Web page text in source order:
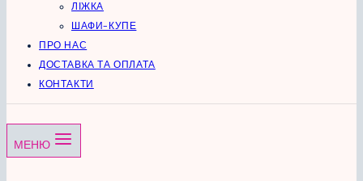
ЛІЖКА
ШАФИ-КУПЕ
ПРО НАС
ДОСТАВКА ТА ОПЛАТА
КОНТАКТИ
МЕНЮ